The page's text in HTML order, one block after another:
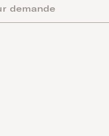
demande